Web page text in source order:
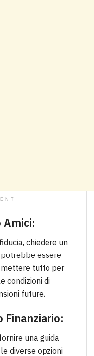
Amici:
chiedere un
essere
mettere tutto per
condizioni di
future.
Finanziario:
una guida
diverse opzioni